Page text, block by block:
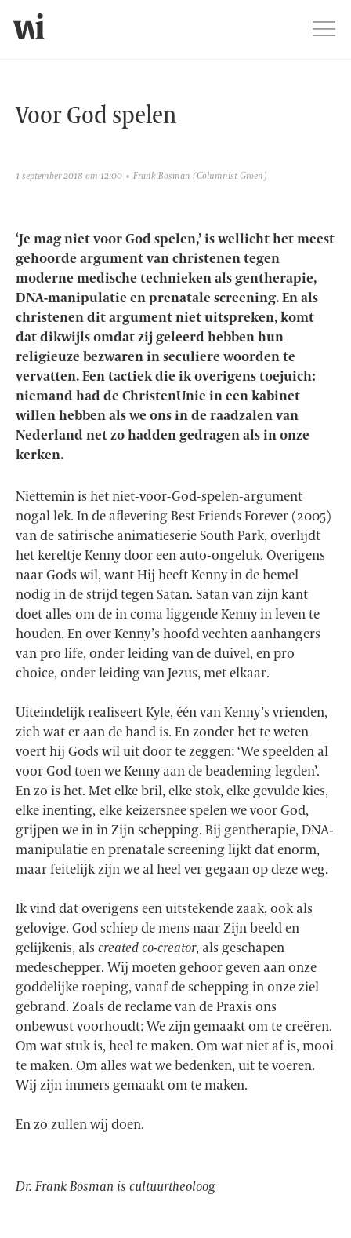
Voor God spelen
Voor God spelen
1 september 2018 om 12:00 Frank Bosman (Columnist Groen)
‘Je mag niet voor God spelen,’ is wellicht het meest
gehoorde argument van christenen tegen
moderne medische technieken als gentherapie,
DNA-manipulatie en prenatale screening. En als
christenen dit argument niet uitspreken, komt
dat dikwijls omdat zij geleerd hebben hun
religieuze bezwaren in seculiere woorden te
vervatten. Een tactiek die ik overigens toejuich:
niemand had de ChristenUnie in een kabinet
willen hebben als we ons in de raadzalen van
Nederland net zo hadden gedragen als in onze
kerken.
Niettemin is het niet-voor-God-spelen-argument
nogal lek. In de aflevering Best Friends Forever (2005)
van de satirische animatieserie South Park, overlijdt
het kereltje Kenny door een auto-ongeluk. Overigens
naar Gods wil, want Hij heeft Kenny in de hemel
nodig in de strijd tegen Satan. Satan van zijn kant
doet alles om de in coma liggende Kenny in leven te
houden. En over Kenny’s hoofd vechten aanhangers
van pro life, onder leiding van de duivel, en pro
choice, onder leiding van Jezus, met elkaar.
Uiteindelijk realiseert Kyle, één van Kenny’s vrienden,
zich wat er aan de hand is. En zonder het te weten
voert hij Gods wil uit door te zeggen: ‘We speelden al
voor God toen we Kenny aan de beademing legden’.
En zo is het. Met elke bril, elke stok, elke gevulde kies,
elke inenting, elke keizersnee spelen we voor God,
grijpen we in in Zijn schepping. Bij gentherapie, DNA-
manipulatie en prenatale screening lijkt dat enorm,
maar feitelijk zijn we al heel ver gegaan op deze weg.
Ik vind dat overigens een uitstekende zaak, ook als
gelovige. God schiep de mens naar Zijn beeld en
gelijkenis, als created co-creator, als geschapen
medeschepper. Wij moeten gehoor geven aan onze
goddelijke roeping, vanaf de schepping in onze ziel
gebrand. Zoals de reclame van de Praxis ons
onbewust voorhoudt: We zijn gemaakt om te creëren.
Om wat stuk is, heel te maken. Om wat niet af is, mooi
te maken. Om alles wat we bedenken, uit te voeren.
Wij zijn immers gemaakt om te maken.
En zo zullen wij doen.
Dr. Frank Bosman is cultuurtheoloog